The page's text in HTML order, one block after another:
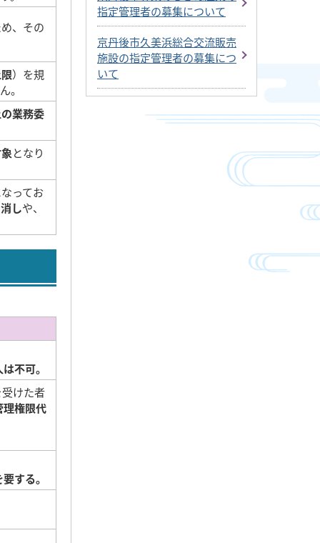
、その
）を規
。
業務委
となり
ってお
しや、
不可。
けた者
理権限代
する。
指定管理者の募集について
京丹後市久美浜総合交流販売
施設の指定管理者の募集につ
いて